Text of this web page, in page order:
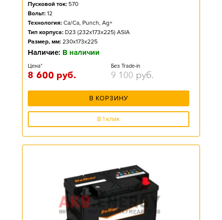
Пусковой ток: 570
Вольт: 12
Технология: Ca/Ca, Punch, Ag+
Тип корпуса: D23 (232x173x225) ASIA
Размер, мм: 230x173x225
Наличие: В наличии
Цена*
8 600 руб.
Без Trade-in
9 100 руб.
В КОРЗИНУ
В 1 клик